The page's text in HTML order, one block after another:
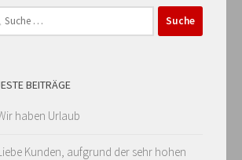
BEITRÄGE
haben Urlaub
Kunden, aufgrund der sehr hohen